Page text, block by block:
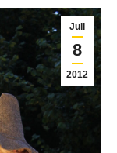
Juli
8
2012